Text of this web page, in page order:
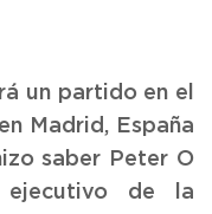
un partido en el
Madrid, España
saber Peter O
ejecutivo de la